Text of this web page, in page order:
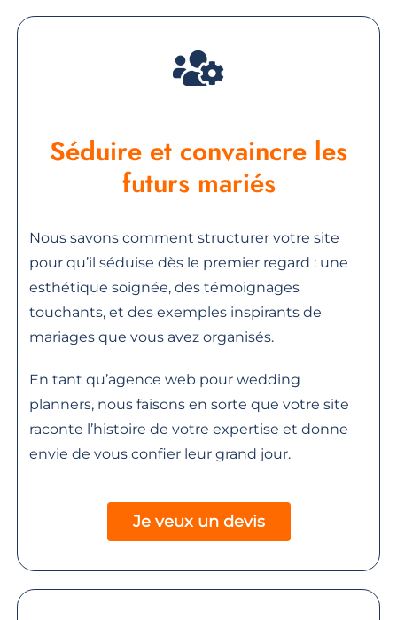
Séduire et convaincre les
futurs mariés
Nous savons comment structurer votre site
pour qu’il séduise dès le premier regard : une
esthétique soignée, des témoignages
touchants, et des exemples inspirants de
mariages que vous avez organisés.
En tant qu’agence web pour wedding
planners, nous faisons en sorte que votre site
raconte l’histoire de votre expertise et donne
envie de vous confier leur grand jour.
Je veux un devis